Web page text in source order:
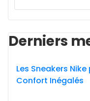
Derniers
Les Sneakers
Confort Inégalés